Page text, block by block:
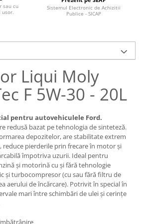
CAM
CAM
sau cu
usor.
Sistemul Electronic de Achizitii
Publice - SICAP
Liqui Moly
F 5W-30 - 20L
pentru autovehiculele Ford.
redusă bazat pe tehnologia de sinteteză.
depozitelor, are stabilitate extrem
reduce pierderile prin frecare în motor și
împotriva uzurii. Ideal pentru
și motorină cu și fără tehnologie
și turbocompresor (cu sau fără filtru de
aerului de încărcare). Potrivit în special în
mari între schimbări de ulei și cerințe